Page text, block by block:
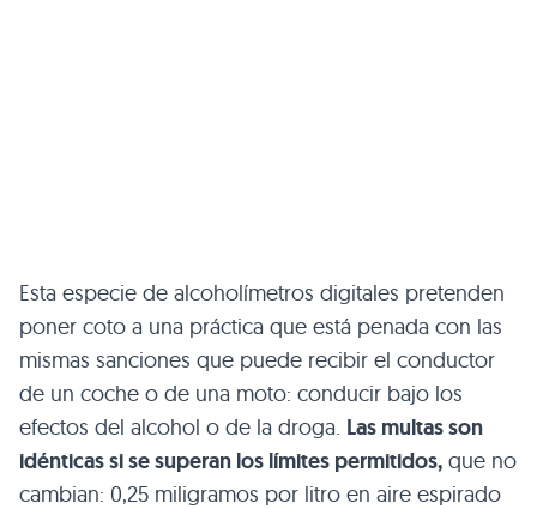
Esta especie de alcoholímetros digitales pretenden
poner coto a una práctica que está penada con las
mismas sanciones que puede recibir el conductor
de un coche o de una moto: conducir bajo los
efectos del alcohol o de la droga. Las multas son
idénticas si se superan los límites permitidos, que no
cambian: 0,25 miligramos por litro en aire espirado